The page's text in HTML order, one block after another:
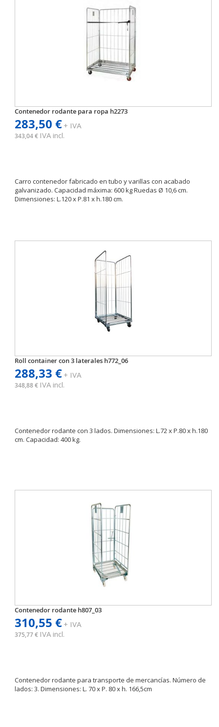
Contenedor rodante para ropa h2273
283,50 €+ IVA
343,04 € IVA incl.
Carro contenedor fabricado en tubo y varillas con acabado
galvanizado. Capacidad máxima: 600 kg Ruedas Ø 10,6 cm.
Dimensiones: L.120 x P.81 x h.180 cm.
Roll container con 3 laterales h772_06
288,33 €+ IVA
348,88 € IVA incl.
Contenedor rodante con 3 lados. Dimensiones: L.72 x P.80 x h.180
cm. Capacidad: 400 kg.
Contenedor rodante h807_03
310,55 €+ IVA
375,77 € IVA incl.
Contenedor rodante para transporte de mercancías. Número de
lados: 3. Dimensiones: L. 70 x P. 80 x h. 166,5cm